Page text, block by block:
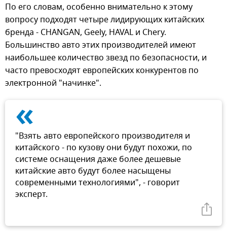
По его словам, особенно внимательно к этому
вопросу подходят четыре лидирующих китайских
бренда - CHANGAN, Geely, HAVAL и Chery.
Большинство авто этих производителей имеют
наибольшее количество звезд по безопасности, и
часто превосходят европейских конкурентов по
электронной "начинке".
«
"Взять авто европейского производителя и
китайского - по кузову они будут похожи, по
системе оснащения даже более дешевые
китайские авто будут более насыщены
современными технологиями", - говорит
эксперт.